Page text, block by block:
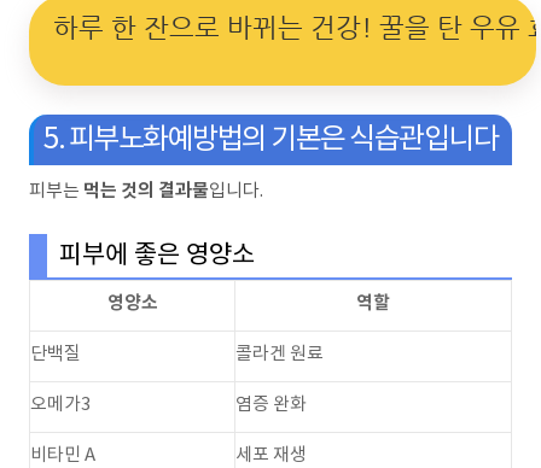
하루 한 잔으로 바뀌는 건강! 꿀을 탄 우유
5. 피부노화예방법의 기본은 식습관입니다
피부는 먹는 것의 결과물입니다.
피부에 좋은 영양소
영양소 역할
단백질 콜라겐 원료
오메가3 염증 완화
비타민 A 세포 재생